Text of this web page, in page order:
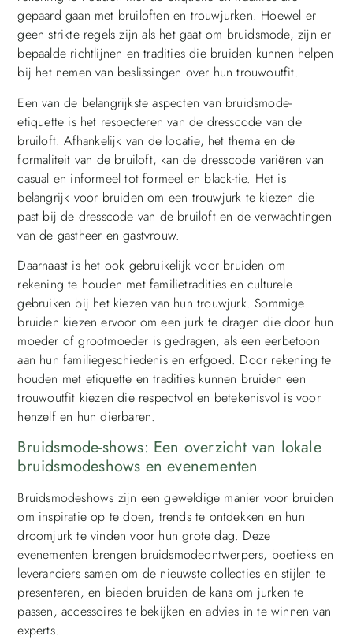
gepaard gaan met bruiloften en trouwjurken. Hoewel er
geen strikte regels zijn als het gaat om bruidsmode, zijn er
bepaalde richtlijnen en tradities die bruiden kunnen helpen
bij het nemen van beslissingen over hun trouwoutfit.
Een van de belangrijkste aspecten van bruidsmode-
etiquette is het respecteren van de dresscode van de
bruiloft. Afhankelijk van de locatie, het thema en de
formaliteit van de bruiloft, kan de dresscode variëren van
casual en informeel tot formeel en black-tie. Het is
belangrijk voor bruiden om een trouwjurk te kiezen die
past bij de dresscode van de bruiloft en de verwachtingen
van de gastheer en gastvrouw.
Daarnaast is het ook gebruikelijk voor bruiden om
rekening te houden met familietradities en culturele
gebruiken bij het kiezen van hun trouwjurk. Sommige
bruiden kiezen ervoor om een jurk te dragen die door hun
moeder of grootmoeder is gedragen, als een eerbetoon
aan hun familiegeschiedenis en erfgoed. Door rekening te
houden met etiquette en tradities kunnen bruiden een
trouwoutfit kiezen die respectvol en betekenisvol is voor
henzelf en hun dierbaren.
Bruidsmode-shows: Een overzicht van lokale
bruidsmodeshows en evenementen
Bruidsmodeshows zijn een geweldige manier voor bruiden
om inspiratie op te doen, trends te ontdekken en hun
droomjurk te vinden voor hun grote dag. Deze
evenementen brengen bruidsmodeontwerpers, boetieks en
leveranciers samen om de nieuwste collecties en stijlen te
presenteren, en bieden bruiden de kans om jurken te
passen, accessoires te bekijken en advies in te winnen van
experts.